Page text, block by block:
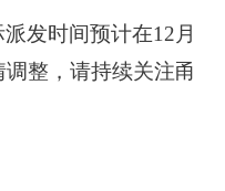
发时间预计在12月
整，请持续关注甬